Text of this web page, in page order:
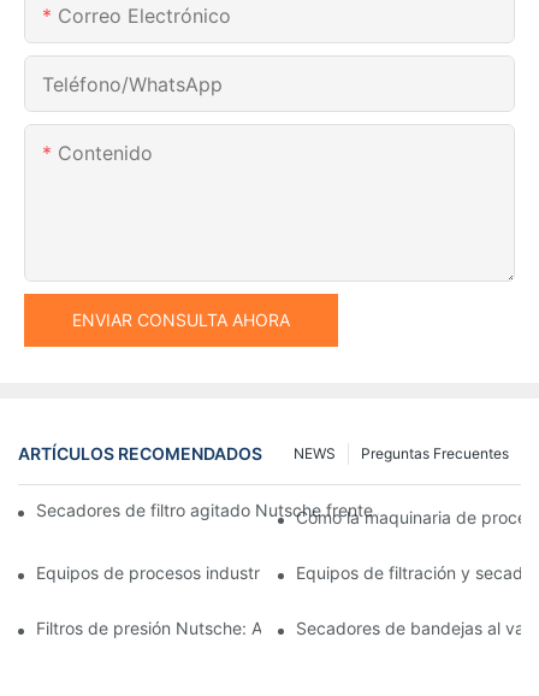
Correo Electrónico
Teléfono/WhatsApp
Contenido
ENVIAR CONSULTA AHORA
ARTÍCULOS RECOMENDADOS Preguntas Frecuentes
NEWS
Secadores de filtro agitado Nutsche frente a otros métodos de
Cómo la maquinaria de
Equipos de procesos industriales: innovaciones que moldean el
Equipos de filtración y
Filtros de presión Nutsche: Aplicaciones en las industrias
Secadores de bandejas al